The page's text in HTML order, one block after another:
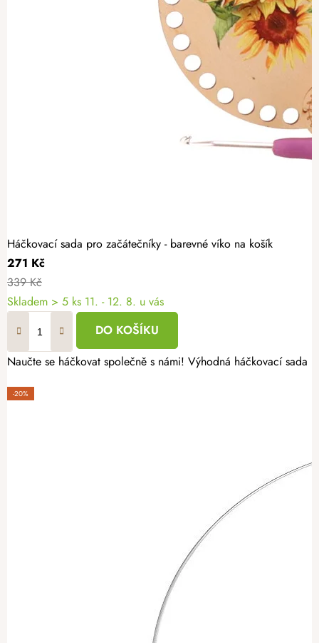
Háčkovací sada pro začátečníky - barevné víko na košík
271 Kč
339 Kč
Skladem > 5 ks 11. - 12. 8. u vás
DO KOŠÍKU
Naučte se háčkovat společně s námi! Výhodná háčkovací sada
-20%